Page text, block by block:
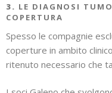
3. LE DIAGNOSI
COPERTURA
Spesso le compagnie
coperture in ambito
ritenuto necessario che